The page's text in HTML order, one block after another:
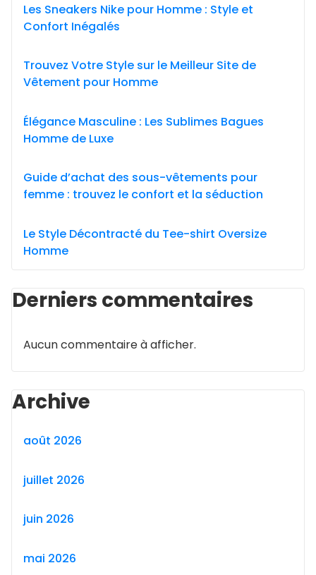
Les Sneakers Nike pour Homme : Style et
Confort Inégalés
Trouvez Votre Style sur le Meilleur Site de
Vêtement pour Homme
Élégance Masculine : Les Sublimes Bagues
Homme de Luxe
Guide d’achat des sous-vêtements pour
femme : trouvez le confort et la séduction
Le Style Décontracté du Tee-shirt Oversize
Homme
Derniers commentaires
Aucun commentaire à afficher.
Archive
août 2026
juillet 2026
juin 2026
mai 2026